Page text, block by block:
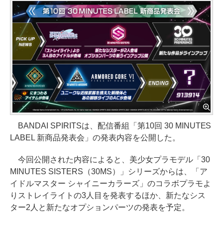
BANDAI SPIRITSは、配信番組「第10回 30 MINUTES
LABEL 新商品発表会」の発表内容を公開した。
今回公開された内容によると、美少女プラモデル「30
MINUTES SISTERS（30MS）」シリーズからは、「ア
イドルマスター シャイニーカラーズ」のコラボプラモよ
りストレイライトの3人目を発表するほか、新たなシス
ター2人と新たなオプションパーツの発表を予定。